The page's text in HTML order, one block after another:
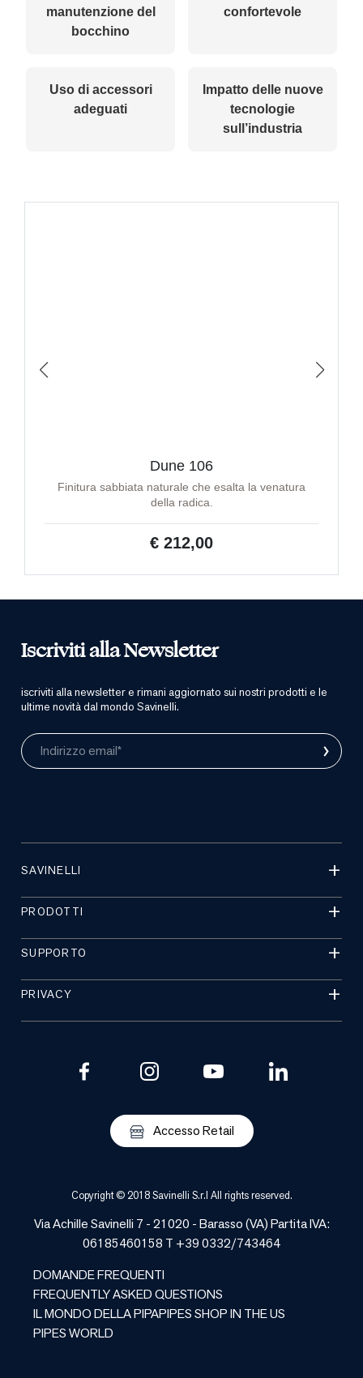
manutenzione del
bocchino
confortevole
Uso di accessori
adeguati
Impatto delle nuove
tecnologie
sull’industria
Dune 106
Finitura sabbiata naturale che esalta la venatura
della radica.
€ 212,00
Iscriviti alla Newsletter
iscriviti alla newsletter e rimani aggiornato sui nostri prodotti e le
ultime novità dal mondo Savinelli.
Indirizzo email* ›
SAVINELLI
PRODOTTI
SUPPORTO
PRIVACY
Accesso Retail
Copyright © 2018 Savinelli S.r.l All rights reserved.
Via Achille Savinelli 7 - 21020 -Barasso(VA) Partita IVA:
06185460158 T +39 0332/743464
DOMANDE FREQUENTI
FREQUENTLY ASKED QUESTIONS
IL MONDO DELLA PIPAPIPES SHOP IN THE US
PIPES WORLD